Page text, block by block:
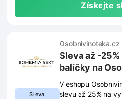
Získejte
Sleva
Osobnivinoteka.cz
Sleva až -
balíčky na
V eshopu
slevu až 25% na